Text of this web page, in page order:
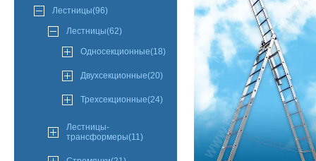
Лестницы(96)
Лестницы(62)
Односекционные(18)
Двухсекционные(20)
Трехсекционные(24)
Лестницы-
трансформеры(11)